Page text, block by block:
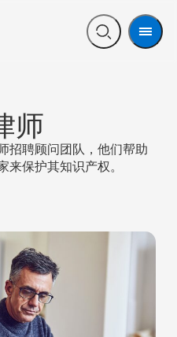
Open
Menu
师
招聘顾问团队，他们帮助
来保护其知识产权。